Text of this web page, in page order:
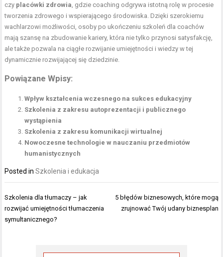
czy placówki zdrowia , gdzie coaching odgrywa istotną rolę w procesie
tworzenia zdrowego i wspierającego środowiska. Dzięki szerokiemu
wachlarzowi możliwości, osoby po ukończeniu szkoleń dla coachów
mają szansę na zbudowanie kariery, która nie tylko przynosi satysfakcję,
ale także pozwala na ciągłe rozwijanie umiejętności i wiedzy w tej
dynamicznie rozwijającej się dziedzinie.
Powiązane Wpisy:
Wpływ kształcenia wczesnego na sukces edukacyjny
Szkolenia z zakresu autoprezentacji i publicznego
wystąpienia
Szkolenia z zakresu komunikacji wirtualnej
Nowoczesne technologie w nauczaniu przedmiotów
humanistycznych
Posted inSzkolenia i edukacja
Nawigacja
wpisu
Szkolenia dla tłumaczy – jak
rozwijać umiejętności tłumaczenia
symultanicznego?
5 błędów biznesowych, które mogą
zrujnować Twój udany biznesplan